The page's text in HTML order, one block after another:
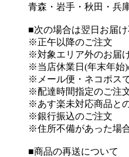
青森・岩手・秋田・兵
■次の場合は翌日お届
※正午以降のご注文
※対象エリア外のお届
※当店休業日(年末年始
※メール便・ネコポス
※配達時間指定のご注
※あす楽未対応商品と
※銀行振込のご注文
※住所不備があった場
■商品の再送について